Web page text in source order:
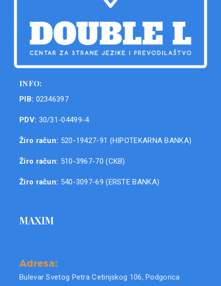
INFO:
PIB: 02346397
PDV: 30/31-04499-4
Žiro račun: 520-19427-91 (HIPOTEKARNA BANKA)
Žiro račun: 510-3967-70 (CKB)
Žiro račun: 540-3097-69 (ERSTE BANKA)
MAXIM
Adresa:
Bulevar Svetog Petra Cetinjskog 106, Podgorica